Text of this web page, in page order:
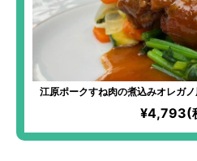
江原ポークすね肉の煮込みオレガ
定】「化学過敏症の妻のために、美
たい」という想いから始まった、全
料理！非常に柔らかくて、旨味がた
¥4,793(